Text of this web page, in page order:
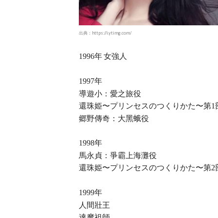
出典：https://i.ytimg.com/
1996年 女強人
1997年
導遊小：愛之旅役
還珠姫〜プリンセスのつくりかた〜第1
郷野傳奇：大黑蛾役
1998年
馬永貞：爭霸上海灘役
還珠姫〜プリンセスのつくりかた〜第2
1999年
人間壯王